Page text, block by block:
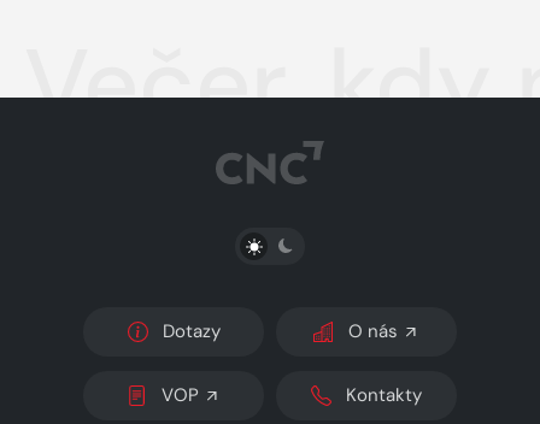
Večer, kdy
PŘEPNOUT SVĚTLÝ/TMAVÝ REŽIM
Dotazy O nás
VOP Kontakty